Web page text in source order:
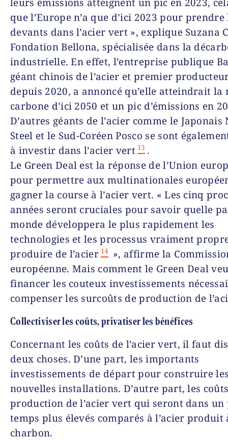
que l’Europe n’a que d’ici 2023 pour prendre
devants dans l’acier vert », explique Suzana
Fondation Bellona, spécialisée dans la
industrielle. En effet, l’entreprise publique
géant chinois de l’acier et premier
depuis 2020, a annoncé qu’elle atteindrait
carbone d’ici 2050 et un pic d’émissions en
D’autres géants de l’acier comme le Japonais
Steel et le Sud-Coréen Posco se sont
à investir dans l’acier vert 13 .
Le Green Deal est la réponse de l’Union
pour permettre aux multinationales
gagner la course à l’acier vert. « Les cinq
années seront cruciales pour savoir quelle
monde développera le plus rapidement les
technologies et les processus vraiment
produire de l’acier 14
», affirme la
européenne. Mais comment le Green Deal
financer les couteux investissements
compenser les surcoûts de production de
Collectiviser les coûts, privatiser les bénéfices
Concernant les coûts de l’acier vert, il faut
deux choses. D’une part, les importants
investissements de départ pour construire
nouvelles installations. D’autre part, les
production de l’acier vert qui seront dans
temps plus élevés comparés à l’acier produit
charbon.